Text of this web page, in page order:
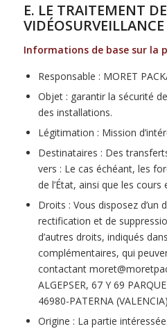
E. LE TRAITEMENT
VIDÉOSURVEILLANCE
Informations de base sur la
Responsable : MORET
Objet : garantir la sécurité
des installations.
Légitimation : Mission
Destinataires : Des
vers : Le cas échéant, les
de l’État, ainsi que les cours
Droits : Vous disposez d’un
rectification et de
d’autres droits, indiqués
complémentaires, qui
contactant
ALGEPSER, 67 Y 69
46980-PATERNA
Origine : La partie intéressée.